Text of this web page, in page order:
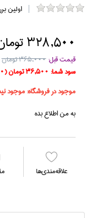
اولین
328,500 تومان
قیمت قبل: 365,000 تومان
سود شما: 36,500 تومان
(10 %)
موجود در فروشگاه:موجود
به من اطلاع بده
علاقه‌مندي‌ها